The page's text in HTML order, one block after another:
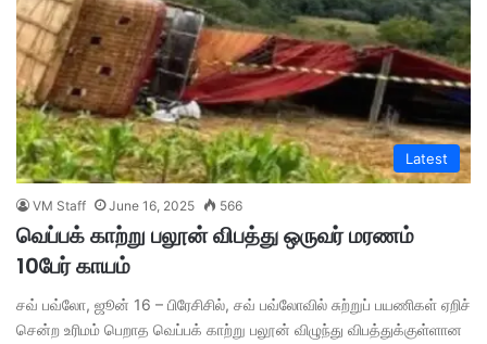
Latest
VM Staff June 16, 2025 566
வெப்பக் காற்று பலூன் விபத்து ஒருவர் மரணம்
10பேர் காயம்
சவ் பவ்லோ, ஜூன் 16 – பிரேசிசில், சவ் பவ்லோவில் சுற்றுப் பயணிகள் ஏறிச்
சென்ற உரிமம் பெறாத வெப்பக் காற்று பலூன் விழுந்து விபத்துக்குள்ளான